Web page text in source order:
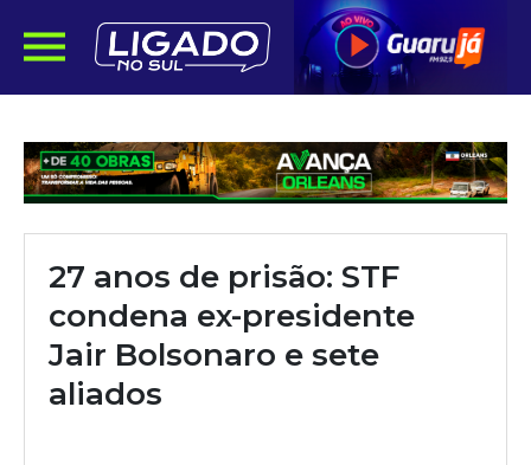
27 anos de prisão: STF
condena ex-presidente
Jair Bolsonaro e sete
aliados